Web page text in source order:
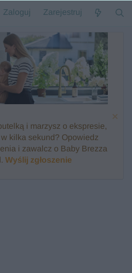
Zaloguj Zarejestruj
i marzysz o ekspresie,
kilka sekund? Opowiedz
i zawalcz o Baby Brezza
Wyślij zgłoszenie